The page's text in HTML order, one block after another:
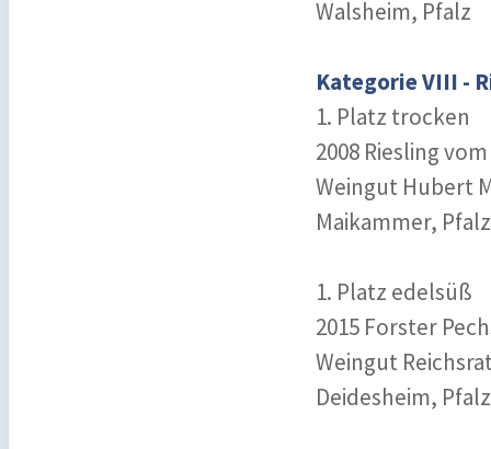
Walsheim, Pfalz
Kategorie VIII -
1. Platz trocken
2008 Riesling
Weingut Hubert
Maikammer, Pfalz
1. Platz edelsüß
2015 Forster
Weingut
Deidesheim, Pfalz